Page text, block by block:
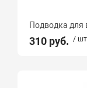
Подводка для
310 руб. /